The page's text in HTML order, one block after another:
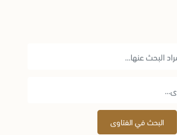
البحث في الفتاوى